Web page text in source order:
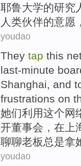
耶鲁大学的研究
人类伙伴的意愿 ，
youdao
They tap this
last-minute
Shanghai, and
frustrations on
她们利用这个网
开董事会 ， 在 上
聊聊老板总是拿
youdao